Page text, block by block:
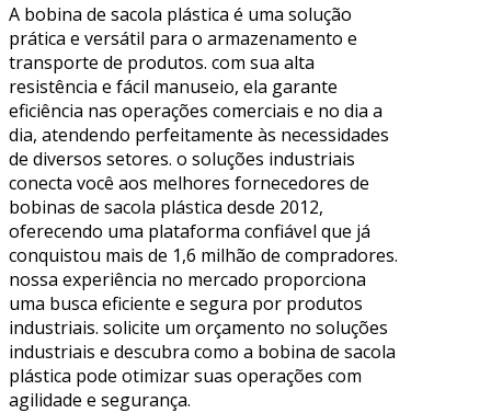
A bobina de sacola plástica é uma solução
prática e versátil para o armazenamento e
transporte de produtos. com sua alta
resistência e fácil manuseio, ela garante
eficiência nas operações comerciais e no dia a
dia, atendendo perfeitamente às necessidades
de diversos setores. o soluções industriais
conecta você aos melhores fornecedores de
bobinas de sacola plástica desde 2012,
oferecendo uma plataforma confiável que já
conquistou mais de 1,6 milhão de compradores.
nossa experiência no mercado proporciona
uma busca eficiente e segura por produtos
industriais. solicite um orçamento no soluções
industriais e descubra como a bobina de sacola
plástica pode otimizar suas operações com
agilidade e segurança.